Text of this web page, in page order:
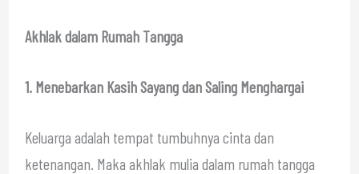
Akhlak dalam Rumah Tangga
1. Menebarkan Kasih Sayang dan Saling Menghargai
Keluarga adalah tempat tumbuhnya cinta dan
ketenangan. Maka akhlak mulia dalam rumah tangga